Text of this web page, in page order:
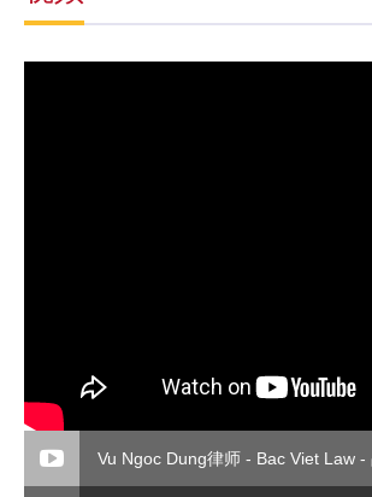
Vu Ngoc Dung律师 - Bac Viet Law -